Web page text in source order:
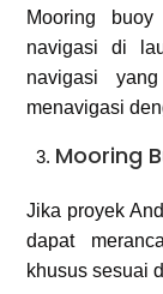
Mooring
navigasi di
navigasi
menavigasi
Mooring
Jika proyek
dapat
khusus sesuai